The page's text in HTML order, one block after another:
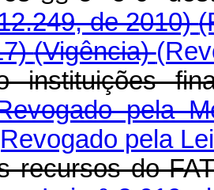
de 2010)
(Vigência)
instituições
pela
pela
recursos do